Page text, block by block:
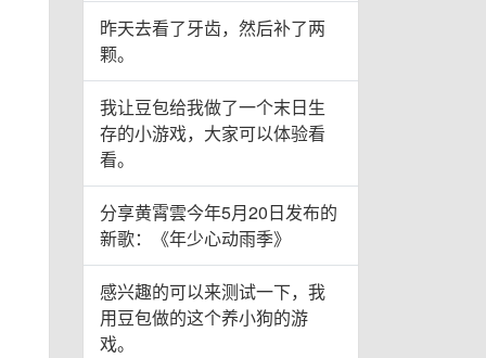
昨天去看了牙齿，然后补了两
颗。
我让豆包给我做了一个末日生
存的小游戏，大家可以体验看
看。
分享黄霄雲今年5月20日发布的
新歌：《年少心动雨季》
感兴趣的可以来测试一下，我
用豆包做的这个养小狗的游
戏。